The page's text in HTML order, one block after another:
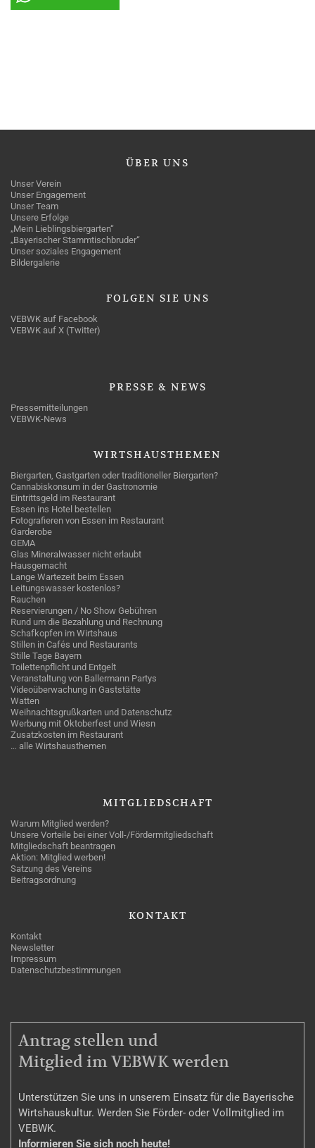
ÜBER UNS
Unser Verein
Unser Engagement
Unser Team
Unsere Erfolge
„Mein Lieblingsbiergarten“
„Bayerischer Stammtischbruder“
Unser soziales Engagement
Bildergalerie
FOLGEN SIE UNS
VEBWK auf Facebook
VEBWK auf X (Twitter)
PRESSE & NEWS
Pressemitteilungen
VEBWK-News
WIRTSHAUSTHEMEN
Biergarten, Gastgarten oder traditioneller Biergarten?
Cannabiskonsum in der Gastronomie
Eintrittsgeld im Restaurant
Essen ins Hotel bestellen
Fotografieren von Essen im Restaurant
Garderobe
GEMA
Glas Mineralwasser nicht erlaubt
Hausgemacht
Lange Wartezeit beim Essen
Leitungswasser kostenlos?
Rauchen
Reservierungen / No Show Gebühren
Rund um die Bezahlung und Rechnung
Schafkopfen im Wirtshaus
Stillen in Cafés und Restaurants
Stille Tage Bayern
Toilettenpflicht und Entgelt
Veranstaltung von Ballermann Partys
Videoüberwachung in Gaststätte
Watten
Weihnachtsgrußkarten und Datenschutz
Werbung mit Oktoberfest und Wiesn
Zusatzkosten im Restaurant
… alle Wirtshausthemen
MITGLIEDSCHAFT
Warum Mitglied werden?
Unsere Vorteile bei einer Voll-/Fördermitgliedschaft
Mitgliedschaft beantragen
Aktion: Mitglied werben!
Satzung des Vereins
Beitragsordnung
KONTAKT
Kontakt
Newsletter
Impressum
Datenschutzbestimmungen
MITGLIEDSCHAFT
Antrag stellen und
Mitglied im VEBWK werden
Unterstützen Sie uns in unserem Einsatz für die Bayerische
Wirtshauskultur. Werden Sie Förder- oder Vollmitglied im
VEBWK.
Informieren Sie sich noch heute!